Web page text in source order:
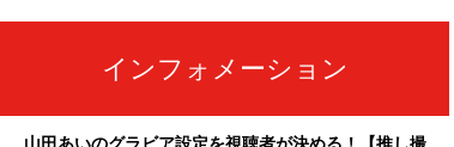
インフォメーション